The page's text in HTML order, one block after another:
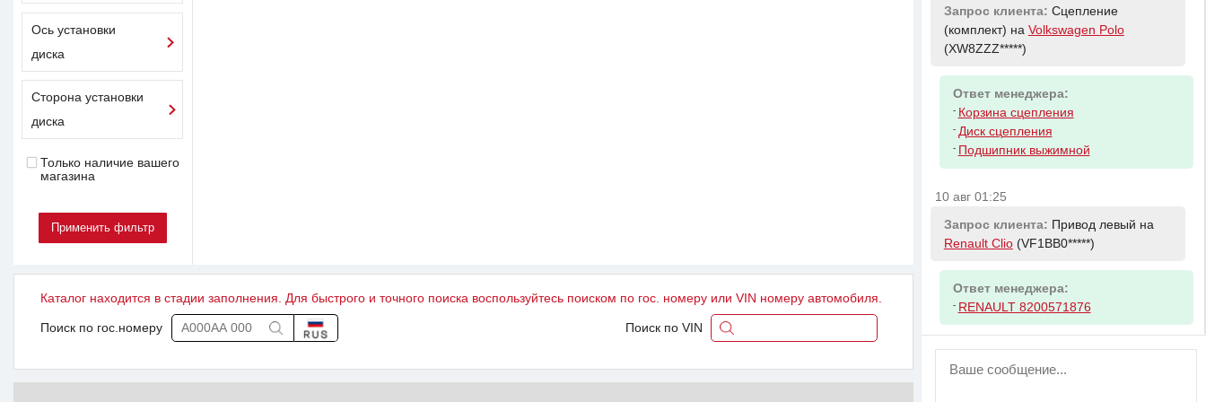
Ось установки
диска
Сторона установки
диска
Только наличие вашего
магазина
Каталог находится в стадии заполнения. Для быстрого и точного поиска воспользуйтесь поиском по гос. номеру или VIN номеру автомобиля.
Поиск по гос.номеру Поиск по VIN
Запрос клиента: Сцепление
(комплект) на Volkswagen Polo
(XW8ZZZ*****)
Ответ менеджера:
- Корзина сцепления
- Диск сцепления
- Подшипник выжимной
10 авг 01:25
Запрос клиента: Привод левый на
Renault Clio(VF1BB0*****)
Ответ менеджера:
- RENAULT 8200571876
ВНИМАНИЕ!